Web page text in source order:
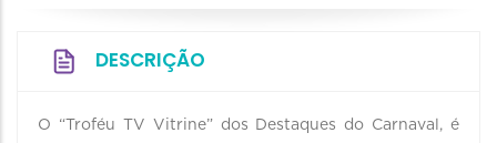
DESCRIÇÃO
O “Troféu TV Vitrine” dos Destaques do Carnaval, é